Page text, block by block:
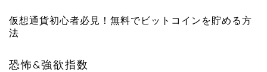
仮想通貨初心者必見！無料でビットコインを貯める方
法
恐怖&強欲指数